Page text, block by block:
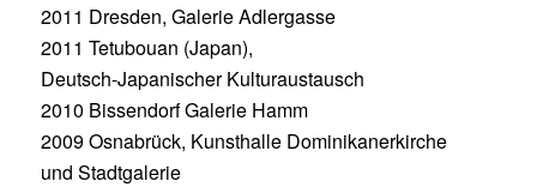
2011 Dresden, Galerie Adlergasse
2011 Tetubouan (Japan),
Deutsch-Japanischer Kulturaustausch
2010 Bissendorf Galerie Hamm
2009 Osnabrück, Kunsthalle Dominikanerkirche
und Stadtgalerie